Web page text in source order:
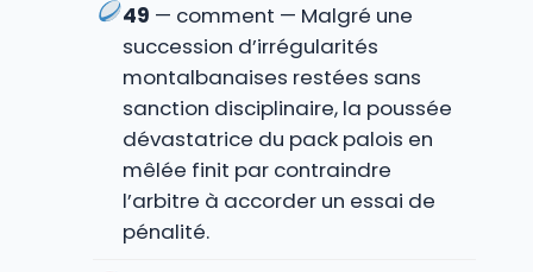
49 — comment — Malgré une
succession d’irrégularités
montalbanaises restées sans
sanction disciplinaire, la poussée
dévastatrice du pack palois en
mêlée finit par contraindre
l’arbitre à accorder un essai de
pénalité.